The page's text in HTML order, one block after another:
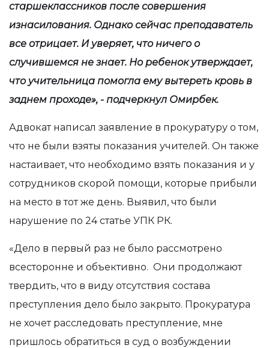
старшеклассников после совершения
изнасилования. Однако сейчас преподаватель
все отрицает. И уверяет, что ничего о
случившемся не знает. Но ребенок утверждает,
что учительница помогла ему вытереть кровь в
заднем проходе», - подчеркнул Омирбек.
Адвокат написал заявление в прокуратуру о том,
что не были взяты показания учителей. Он также
настаивает, что необходимо взять показания и у
сотрудников скорой помощи, которые прибыли
на место в тот же день. Выявил, что были
нарушение по 24 статье УПК РК.
«Дело в первый раз не было рассмотрено
всесторонне и объективно. Они продолжают
твердить, что в виду отсутствия состава
преступления дело было закрыто. Прокуратура
не хочет расследовать преступление, мне
пришлось обратиться в суд о возбуждении